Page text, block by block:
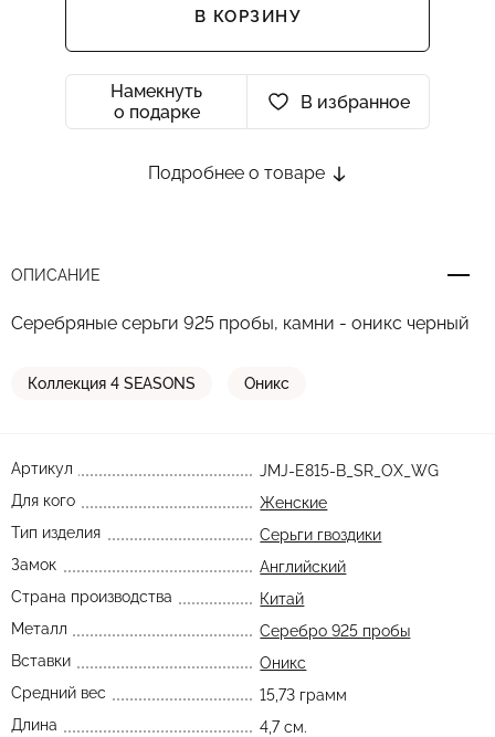
В КОРЗИНУ
Намекнуть
о подарке
В избранное
Подробнее о товаре
ОПИСАНИЕ
Серебряные серьги 925 пробы, камни - оникс черный
Коллекция 4 SEASONS Оникс
Артикул
JMJ-E815-B_SR_OX_WG
Для кого
Женские
Тип изделия
Серьги гвоздики
Замок
Английский
Страна производства
Китай
Металл
Серебро 925 пробы
Вставки
Оникс
Средний вес
15,73 грамм
Длина
4,7 см.